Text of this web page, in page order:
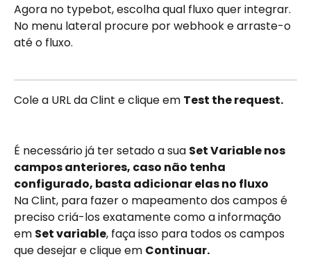
Agora no typebot, escolha qual fluxo quer integrar.
No menu lateral procure por webhook e arraste-o
até o fluxo.
Cole a URL da Clint e clique em Test the request.
É necessário já ter setado a sua Set Variable nos
campos anteriores, caso não tenha
configurado, basta adicionar elas no fluxo
Na Clint, para fazer o mapeamento dos campos é
preciso criá-los exatamente como a informação
em Set variable, faça isso para todos os campos
que desejar e clique em Continuar.